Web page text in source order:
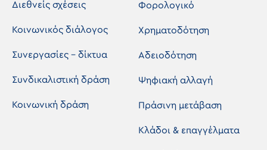
ΚΩΝΣΤΑΝΤΙΝΟΣ
ΑΝΑΠΛΗΡΩΤΗΣ ΤΑΜΙΑΣ
ΜΑΝΔΡΟΣ ΗΛΙΑΣ
ΜΕΛΟΣ ΠΡΟΕΔΡΕΙΟΥ
ΧΑΤΖΗΘΕΟΔΟΣΙΟΥ
Διεθνείς σχέσεις
Κοινωνικός διάλογος
Συνεργασίες - δίκτυα
Συνδικαλιστική δράση
Κοινωνική δράση
Φορολογικό
Χρηματοδότηση
Αδειοδότηση
Ψηφιακή αλλαγή
Πράσινη μετάβαση
Κλάδοι & επαγγέλματα